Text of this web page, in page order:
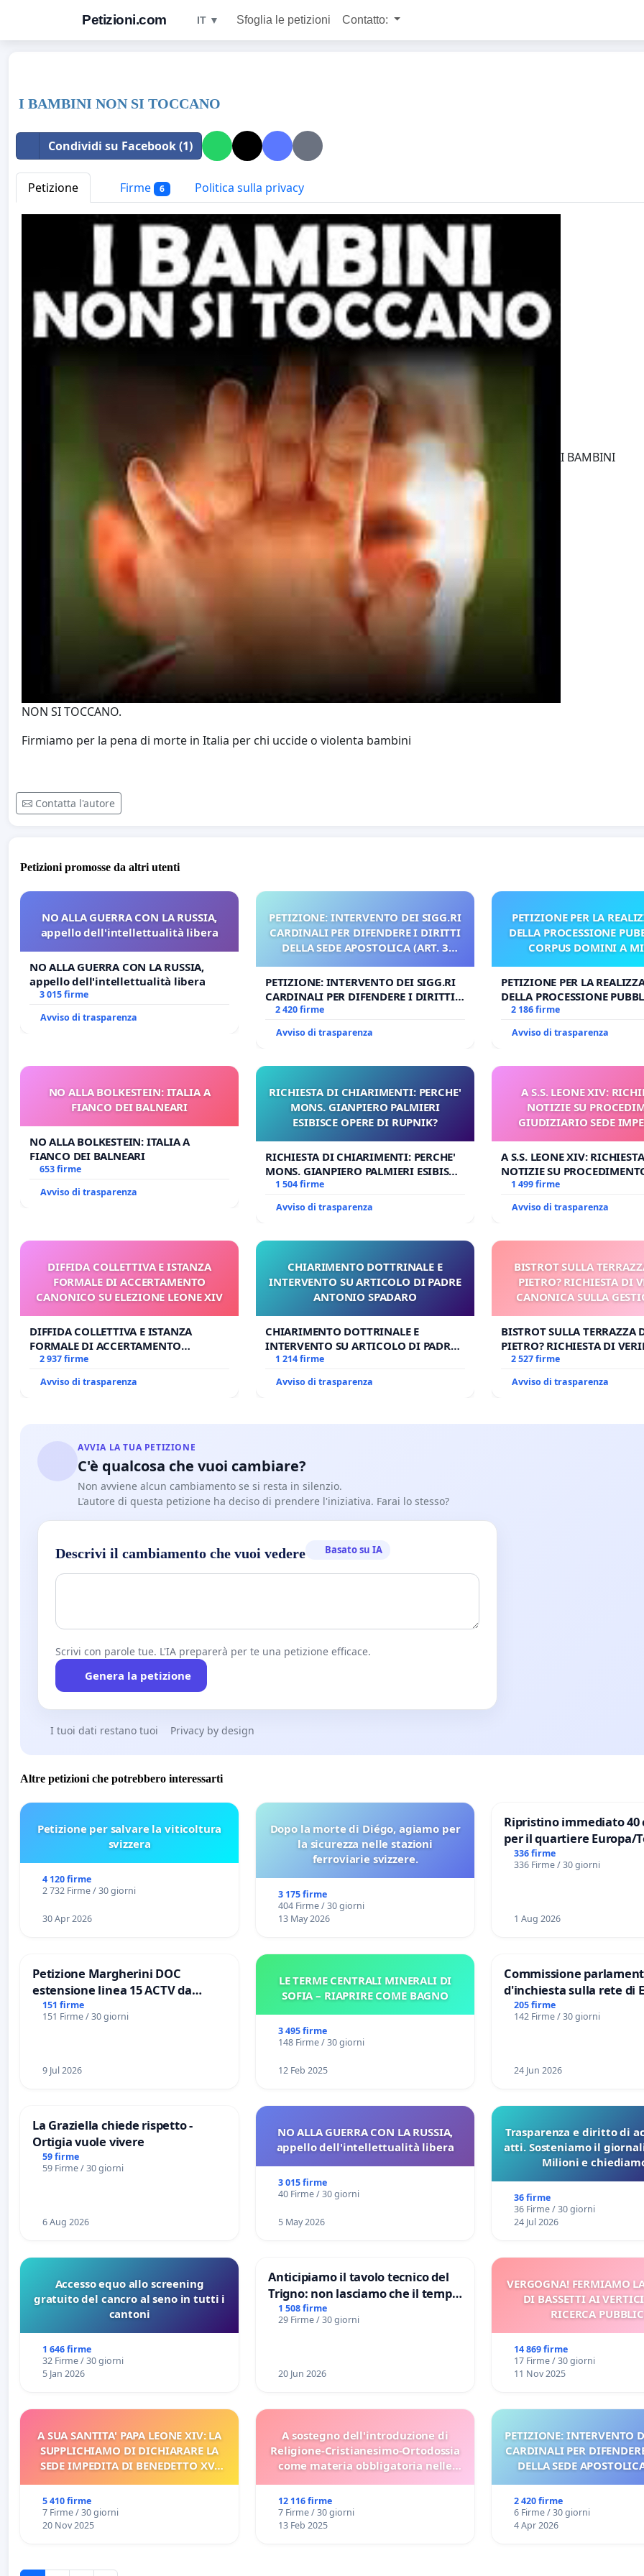
Petizioni.com IT ▼ Sfoglia le petizioni Contatto:
I BAMBINI NON SI TOCCANO
Condividi su Facebook (1)
Petizione Firme 6 Politica sulla privacy
I BAMBINI
NON SI TOCCANO.
Firmiamo per la pena di morte in Italia per chi uccide o violenta bambini
Contatta l'autore
Petizioni promosse da altri utenti
NO ALLA GUERRA CON LA RUSSIA,
appello dell'intellettualità libera
NO ALLA GUERRA CON LA RUSSIA,
appello dell'intellettualità libera
3 015 firme
Avviso di trasparenza
PETIZIONE: INTERVENTO DEI SIGG.RI
CARDINALI PER DIFENDERE I DIRITTI
DELLA SEDE APOSTOLICA (ART. 3
PETIZIONE: INTERVENTO DEI SIGG.RI
CARDINALI PER DIFENDERE I DIRITTI
DELLA SEDE APOSTOLICA (ART. 3 UDG)
2 420 firme
Avviso di trasparenza
PETIZIONE PER LA
DELLA PROCESSIONE
CORPUS DOMINI A
PETIZIONE PER LA
DELLA PROCESSIONE
CORPUS DOMINI A MILANO
2 186 firme
Avviso di trasparenza
NO ALLA BOLKESTEIN: ITALIA A
FIANCO DEI BALNEARI
NO ALLA BOLKESTEIN: ITALIA A
FIANCO DEI BALNEARI
653 firme
Avviso di trasparenza
RICHIESTA DI CHIARIMENTI: PERCHE'
MONS. GIANPIERO PALMIERI
ESIBISCE OPERE DI RUPNIK?
RICHIESTA DI CHIARIMENTI: PERCHE'
MONS. GIANPIERO PALMIERI ESIBISCE
OPERE DI RUPNIK?
1 504 firme
Avviso di trasparenza
A S.S. LEONE XIV:
NOTIZIE SU
GIUDIZIARIO SEDE
A S.S. LEONE XIV:
NOTIZIE SU
GIUDIZIARIO SEDE
1 499 firme
Avviso di trasparenza
DIFFIDA COLLETTIVA E ISTANZA
FORMALE DI ACCERTAMENTO
CANONICO SU ELEZIONE LEONE XIV
DIFFIDA COLLETTIVA E ISTANZA
FORMALE DI ACCERTAMENTO
CANONICO SU ELEZIONE LEONE XIV
2 937 firme
Avviso di trasparenza
CHIARIMENTO DOTTRINALE E
INTERVENTO SU ARTICOLO DI PADRE
ANTONIO SPADARO
CHIARIMENTO DOTTRINALE E
INTERVENTO SU ARTICOLO DI PADRE
ANTONIO SPADARO
1 214 firme
Avviso di trasparenza
BISTROT SULLA
PIETRO? RICHIESTA DI
CANONICA SULLA
BISTROT SULLA TERRAZZA
PIETRO? RICHIESTA DI
CANONICA SULLA GESTIONE
2 527 firme
Avviso di trasparenza
AVVIA LA TUA PETIZIONE
C'è qualcosa che vuoi cambiare?
Non avviene alcun cambiamento se si resta in silenzio.
L'autore di questa petizione ha deciso di prendere l'iniziativa. Farai lo stesso?
Descrivi il cambiamento che vuoi vedere Basato su IA
Scrivi con parole tue. L'IA preparerà per te una petizione efficace.
Genera la petizione
I tuoi dati restano tuoi Privacy by design
Altre petizioni che potrebbero interessarti
Petizione per salvare la viticoltura
svizzera
4 120 firme
2 732 Firme / 30 giorni
30 Apr 2026
Dopo la morte di Diégo, agiamo per
la sicurezza nelle stazioni
ferroviarie svizzere.
3 175 firme
404 Firme / 30 giorni
13 May 2026
Ripristino immediato 40
per il quartiere Europa/
di Aprilia
336 firme
336 Firme / 30 giorni
1 Aug 2026
Petizione Margherini DOC
estensione linea 15 ACTV da
Marghera P.zza S. Antonio
all'aeroporto Marco Polo tariffa a
151 firme
151 Firme / 30 giorni
9 Jul 2026
LE TERME CENTRALI MINERALI DI
SOFIA – RIAPRIRE COME BAGNO
3 495 firme
148 Firme / 30 giorni
12 Feb 2025
Commissione
d'inchiesta sulla rete di
del Mossad: verità sugli
Files
205 firme
142 Firme / 30 giorni
24 Jun 2026
La Graziella chiede rispetto -
Ortigia vuole vivere
59 firme
59 Firme / 30 giorni
6 Aug 2026
NO ALLA GUERRA CON LA RUSSIA,
appello dell'intellettualità libera
3 015 firme
40 Firme / 30 giorni
5 May 2026
Trasparenza e diritto di
atti. Sosteniamo il
Milioni e
sulla Pedemontana
36 firme
36 Firme / 30 giorni
24 Jul 2026
Accesso equo allo screening
gratuito del cancro al seno in tutti i
cantoni
1 646 firme
32 Firme / 30 giorni
5 Jan 2026
Anticipiamo il tavolo tecnico del
Trigno: non lasciamo che il tempo
rallenti le ricerche di Domenico
Racanati
1 508 firme
29 Firme / 30 giorni
20 Jun 2026
VERGOGNA! FERMIAMO
DI BASSETTI AI
RICERCA
14 869 firme
17 Firme / 30 giorni
11 Nov 2025
A SUA SANTITA' PAPA LEONE XIV: LA
SUPPLICHIAMO DI DICHIARARE LA
SEDE IMPEDITA DI BENEDETTO XVI
5 410 firme
7 Firme / 30 giorni
20 Nov 2025
A sostegno dell'introduzione di
Religione-Cristianesimo-Ortodossia
come materia obbligatoria nelle
12 116 firme
7 Firme / 30 giorni
13 Feb 2025
PETIZIONE: INTERVENTO
CARDINALI PER
DELLA SEDE
2 420 firme
6 Firme / 30 giorni
4 Apr 2026